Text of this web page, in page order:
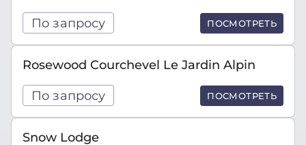
По запросу ПОСМОТРЕТЬ
Rosewood Courchevel Le Jardin Alpin
По запросу ПОСМОТРЕТЬ
Snow Lodge